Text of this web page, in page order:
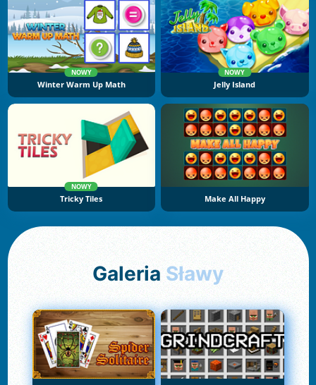
NOWY
Winter Warm Up Math
NOWY
Jelly Island
NOWY
Tricky Tiles Make All Happy
Galeria Sławy